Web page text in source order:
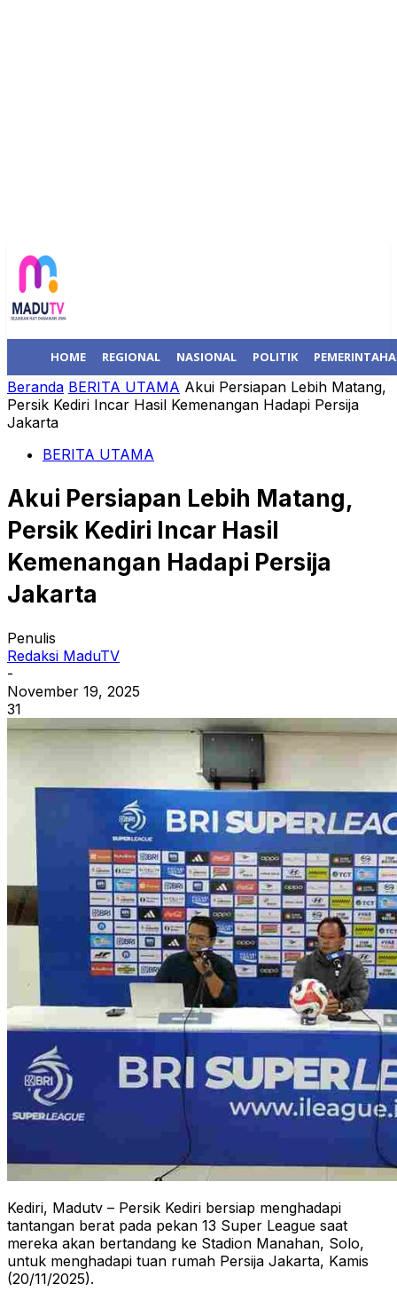
HOME REGIONAL NASIONAL POLITIK
Beranda BERITA UTAMA Akui Persiapan Lebih Matang,
Persik Kediri Incar Hasil Kemenangan Hadapi Persija
Jakarta
BERITA UTAMA
Akui Persiapan Lebih Matang,
Persik Kediri Incar Hasil
Kemenangan Hadapi Persija
Jakarta
Penulis
Redaksi MaduTV
-
November 19, 2025
31
Kediri, Madutv – Persik Kediri bersiap menghadapi
tantangan berat pada pekan 13 Super League saat
mereka akan bertandang ke Stadion Manahan, Solo,
untuk menghadapi tuan rumah Persija Jakarta, Kamis
(20/11/2025).